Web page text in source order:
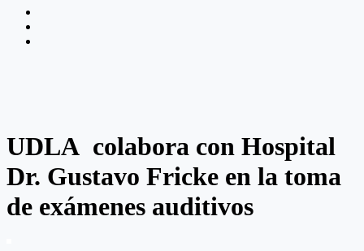
UDLA colabora con Hospital
Dr. Gustavo Fricke en la toma
de exámenes auditivos